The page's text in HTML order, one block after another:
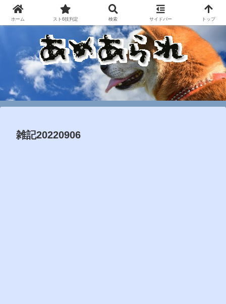
雑記20220906
ホーム スト6技判定 検索 サイドバー トップ